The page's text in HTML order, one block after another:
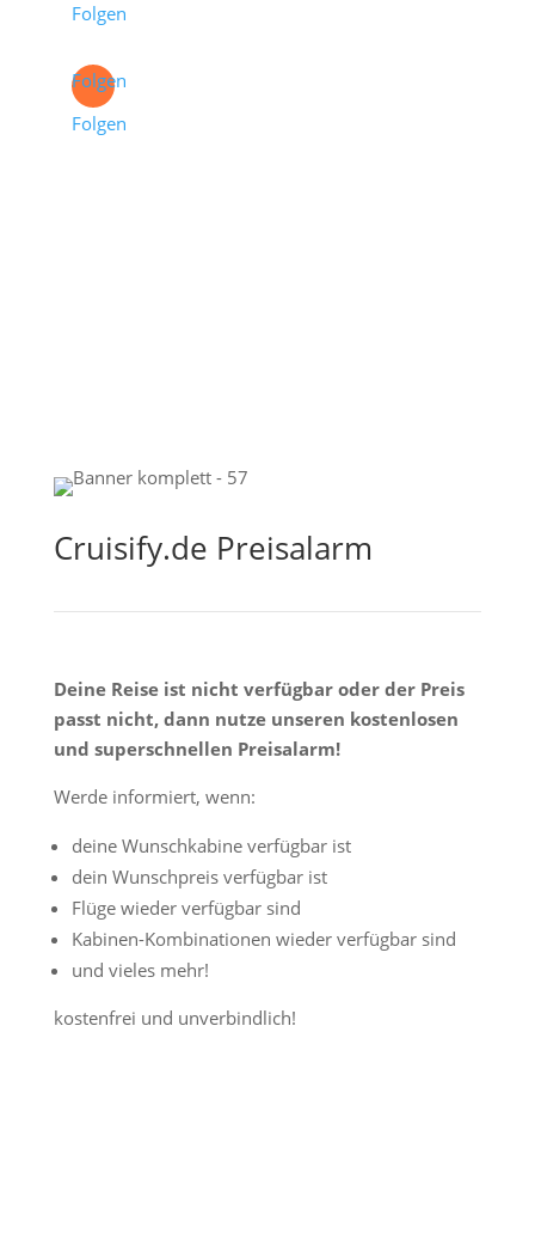
Folgen
Folgen
Folgen
Cruisify.de Preisalarm
Deine Reise ist nicht verfügbar oder der Preis
passt nicht, dann nutze unseren kostenlosen
und superschnellen Preisalarm!
Werde informiert, wenn:
deine Wunschkabine verfügbar ist
dein Wunschpreis verfügbar ist
Flüge wieder verfügbar sind
Kabinen-Kombinationen wieder verfügbar sind
und vieles mehr!
kostenfrei und unverbindlich!